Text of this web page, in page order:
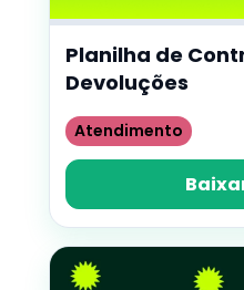
Planilha de
Devoluções
Atendimento